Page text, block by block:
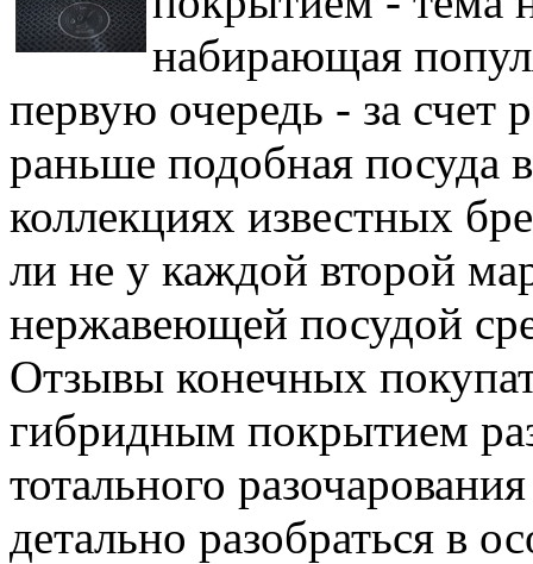
набирающая
первую очередь - за
раньше подобная посуда
коллекциях известных
ли не у каждой второй
нержавеющей посудой
Отзывы конечных
гибридным покрытием
тотального
детально разобраться в